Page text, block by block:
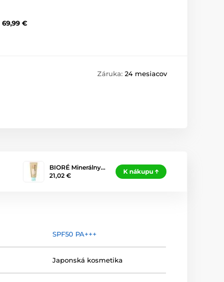
69,99 €
Záruka: 24 mesiacov
BIORÉ Minerálny…
21,02 €
K nákupu
SPF50 PA+++
Japonská kosmetika